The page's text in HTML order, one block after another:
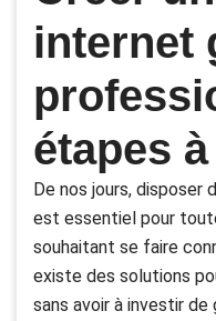
internet
étapes
De nos jours, disposer
est essentiel pour
souhaitant se faire
existe des solutions
sans avoir à investir de